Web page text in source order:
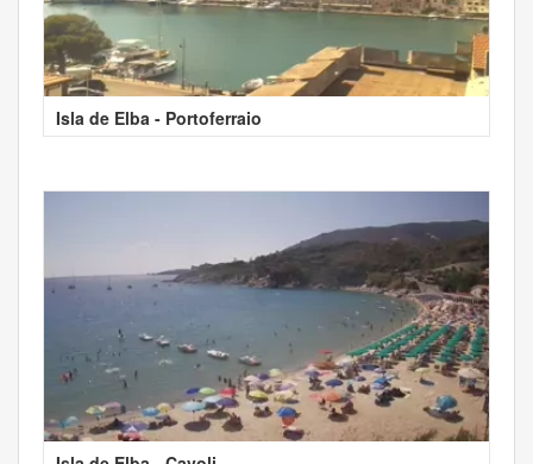
Isla de Elba - Portoferraio